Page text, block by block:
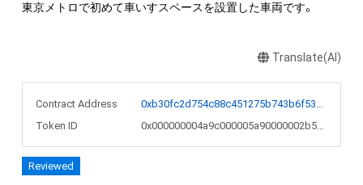
東京メトロで初めて車いすスペースを設置した車両です。
Translate(AI)
Contract Address
0xb30fc2d754c88c451275b743b6f530f19f643683
Token ID
0x000000004a9c000005a90000002b59e9
Reviewed